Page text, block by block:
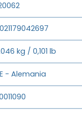
kg / 0,101 lb
- Alemania